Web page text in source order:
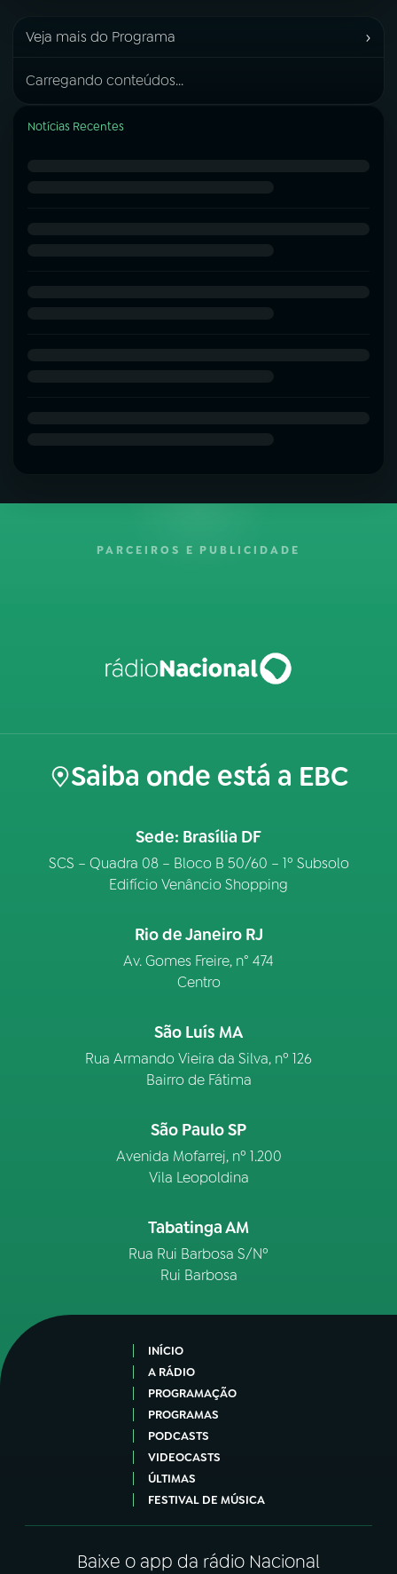
Veja mais do Programa ›
Carregando conteúdos...
Notícias Recentes
PARCEIROS E PUBLICIDADE
Saiba onde está a EBC
Sede: Brasília DF
SCS – Quadra 08 – Bloco B 50/60 – 1º Subsolo
Edifício Venâncio Shopping
Rio de Janeiro RJ
Av. Gomes Freire, n° 474
Centro
São Luís MA
Rua Armando Vieira da Silva, nº 126
Bairro de Fátima
São Paulo SP
Avenida Mofarrej, nº 1.200
Vila Leopoldina
Tabatinga AM
Rua Rui Barbosa S/Nº
Rui Barbosa
INÍCIO
A RÁDIO
PROGRAMAÇÃO
PROGRAMAS
PODCASTS
VIDEOCASTS
ÚLTIMAS
FESTIVAL DE MÚSICA
Baixe o app da rádio Nacional